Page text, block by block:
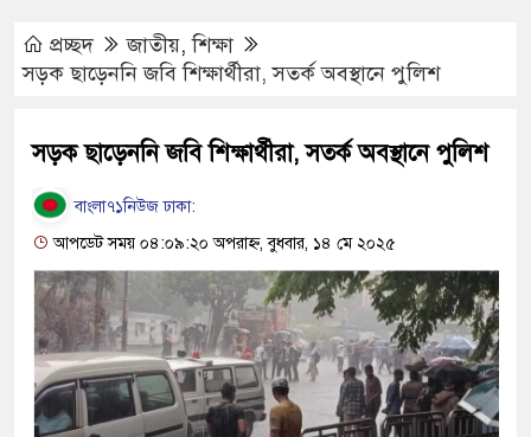
প্রচ্ছদ জাতীয়,শিক্ষা
সড়ক ছাড়েননি জবি শিক্ষার্থীরা, সতর্ক অবস্থানে পুলিশ
সড়ক ছাড়েননি জবি শিক্ষার্থীরা, সতর্ক অবস্থানে পুলিশ
বাংলা৭১নিউজ ঢাকা:
আপডেট সময় ০৪:০৯:২০ অপরাহ্ন, বুধবার, ১৪ মে ২০২৫